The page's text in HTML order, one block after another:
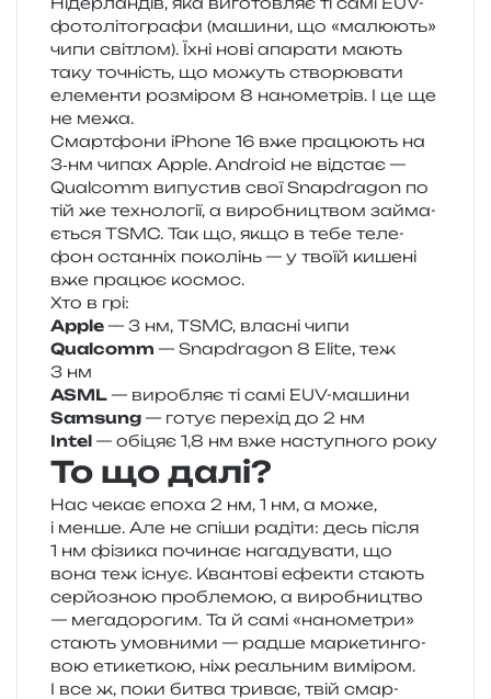
фото­лі­то­гра­фи (маши­ни, що «малю­ють»
чипи сві­тлом). Їхні нові апа­ра­ти мають
таку точність, що можуть ство­рю­ва­ти
еле­мен­ти роз­мі­ром 8 нано­ме­трів. І це ще
не межа.
Смартфони iPhone 16 вже пра­цю­ють на
3‑нм чипах Apple. Android не від­стає —
Qualcomm випу­стив свої Snapdragon по
тій же техно­ло­гії, а виро­бни­цтвом займа­
є­ться TSMC. Так що, якщо в тебе теле­
фон остан­ніх поко­лінь — у твоїй кише­ні
вже пра­цює космос.
Хто в грі:
Apple— 3 нм, TSMC, вла­сні чипи
Qualcomm — Snapdragon 8 Elite, теж
3 нм
ASML— виро­бляє ті самі EUV-машини
Samsung— готує пере­хід до 2 нм
Intel— обі­цяє 1,8 нм вже насту­пно­го року
То що далі?
Нас чекає епоха 2 нм, 1 нм, а може,
і менше. Але не спіши раді­ти: десь після
1 нм фізи­ка почи­нає нага­ду­ва­ти, що
вона теж існує. Квантові ефе­кти ста­ють
сер­йо­зною про­бле­мою, а виро­бни­цтво
— мега­до­ро­гим. Та й самі «нано­ме­три»
ста­ють умов­ни­ми — радше мар­ке­тин­го­
вою ети­ке­ткою, ніж реаль­ним виміром.
І все ж, поки битва три­ває, твій смар­